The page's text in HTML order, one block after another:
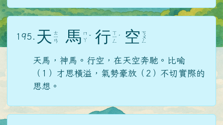
195. 天 ㄊ
ㄧ
ㄢ 馬 ㄇ
ㄚ ˇ 行 ㄒ
ㄧ
ㄥ
ˊ 空 ㄎ
ㄨ
ㄥ
天馬，神馬。行空，在天空奔馳。比喻
（1）才思橫溢，氣勢豪放（2）不切實際的
思想。